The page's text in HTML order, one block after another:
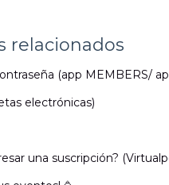
relacionados
(app MEMBERS/
electrónicas)
una suscripción?